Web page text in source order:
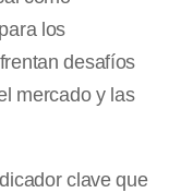
los
desafíos
mercado y las
clave que